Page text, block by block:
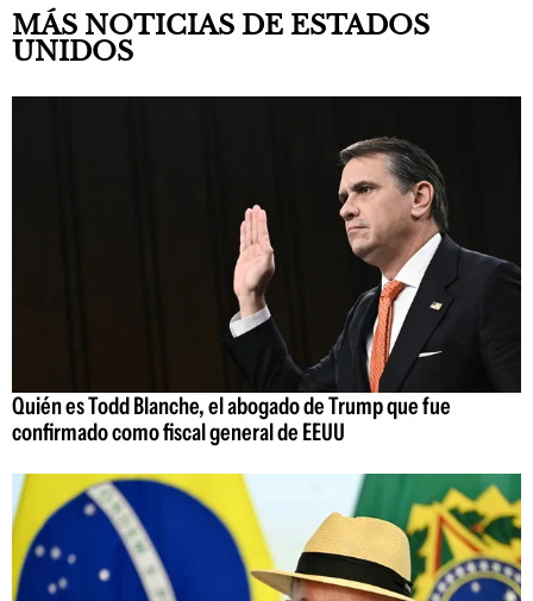
MÁS NOTICIAS DE ESTADOS
UNIDOS
Quién es Todd Blanche, el abogado de Trump que fue
confirmado como fiscal general de EEUU